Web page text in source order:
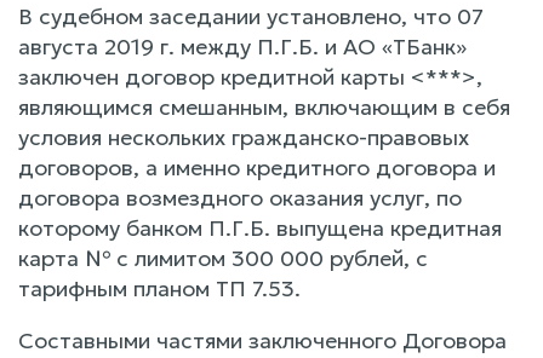
В судебном заседании установлено, что 07
августа 2019 г. между П.Г.Б. и АО «ТБанк»
заключен договор кредитной карты <***>,
являющимся смешанным, включающим в себя
условия нескольких гражданско-правовых
договоров, а именно кредитного договора и
договора возмездного оказания услуг, по
которому банком П.Г.Б. выпущена кредитная
карта № с лимитом 300 000 рублей, с
тарифным планом ТП 7.53.
Составными частями заключенного Договора